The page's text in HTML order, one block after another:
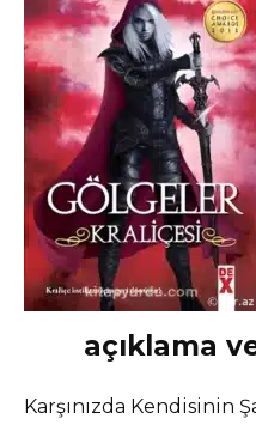
açıklama
Karşınızda Kendisinin